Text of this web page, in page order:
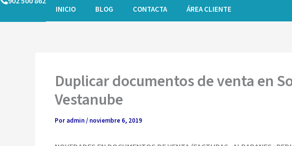
Ir
INICIO BLOG CONTACTA ÁREA CLIENTE
Duplicar documentos de venta en
Vestanube
Por admin/ noviembre 6, 2019